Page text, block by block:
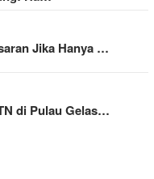
Jika Hanya …
di Pulau Gelas…